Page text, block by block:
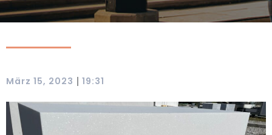
März 15, 2023 | 19:31